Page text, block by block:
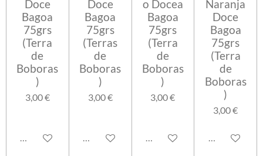
Doce
Bagoa
75grs
(Terra
de
Boboras
)
3,00 €
Añadir al carrito
Doce
Bagoa
75grs
(Terras
de
Boboras
)
3,00 €
Añadir al carrito
o Docea
Bagoa
75grs
(Terra
de
Boboras
)
3,00 €
Añadir al carrito
Naranja
Doce
Bagoa
75grs
(Terra
de
Boboras
)
3,00 €
Añadir al